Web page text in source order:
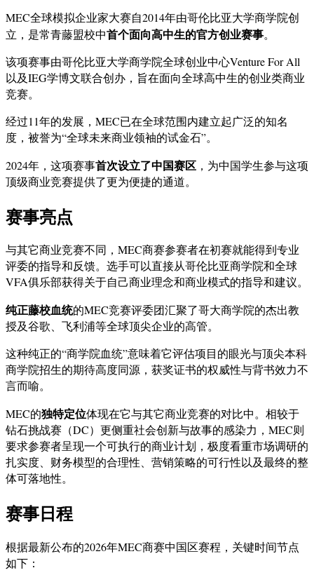
MEC全球模拟企业家大赛自2014年由哥伦比亚大学商学院创
立，是常青藤盟校中首个面向高中生的官方创业赛事。
该项赛事由哥伦比亚大学商学院全球创业中心Venture For All
以及IEG学博文联合创办，旨在面向全球高中生的创业类商业
竞赛。
经过11年的发展，MEC已在全球范围内建立起广泛的知名
度，被誉为“全球未来商业领袖的试金石”。
2024年，这项赛事首次设立了中国赛区 ，为中国学生参与这项
顶级商业竞赛提供了更为便捷的通道。
赛事亮点
与其它商业竞赛不同，MEC商赛参赛者在初赛就能得到专业
评委的指导和反馈。选手可以直接从哥伦比亚商学院和全球
VFA俱乐部获得关于自己商业理念和商业模式的指导和建议。
纯正藤校血统的MEC竞赛评委团汇聚了哥大商学院的杰出教
授及谷歌、飞利浦等全球顶尖企业的高管。
这种纯正的“商学院血统”意味着它评估项目的眼光与顶尖本科
商学院招生的期待高度同源，获奖证书的权威性与背书效力不
言而喻。
MEC的独特定位体现在它与其它商业竞赛的对比中。相较于
钻石挑战赛（DC）更侧重社会创新与故事的感染力，MEC则
要求参赛者呈现一个可执行的商业计划，极度看重市场调研的
扎实度、财务模型的合理性、营销策略的可行性以及最终的整
体可落地性。
赛事日程
根据最新公布的2026年MEC商赛中国区赛程，关键时间节点
如下：